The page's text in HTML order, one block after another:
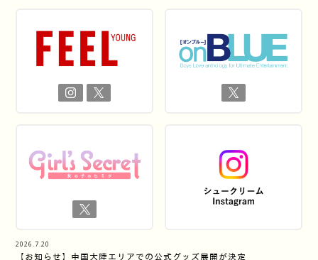
2026.7.20
【お知らせ】中国大陸エリアでの公式グッズ展開が決定